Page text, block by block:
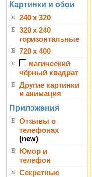
Картинки и обои
240 x 320
320 x 240
горизонтальные
720 x 400
магический
чёрный квадрат
Другие картинки
и анимация
Приложения
Отзывы о
телефонах
(new)
Юмор и
телефон
Секретные